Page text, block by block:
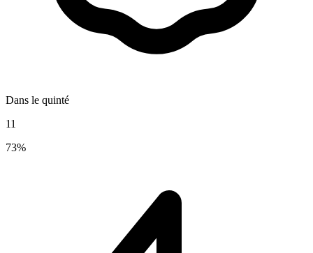
Dans le quinté
11
73%